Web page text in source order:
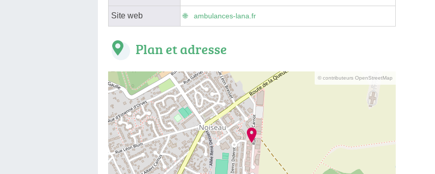
Site web ambulances-lana.fr
Plan et adresse
© contributeurs OpenStreetMap